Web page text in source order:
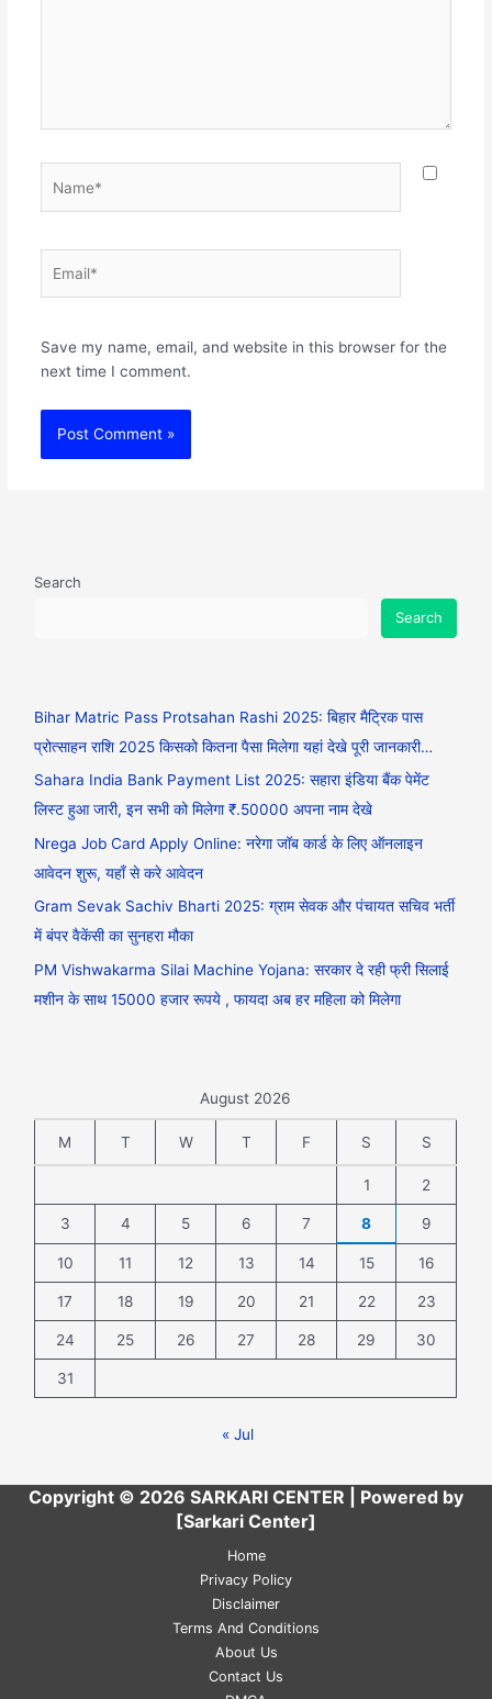
Save my name, email, and website in this browser for the
next time I comment.
Search
Search
Bihar Matric Pass Protsahan Rashi 2025: बिहार मैट्रिक पास
प्रोत्साहन राशि 2025 किसको कितना पैसा मिलेगा यहां देखे पूरी जानकारी…
Sahara India Bank Payment List 2025: सहारा इंडिया बैंक पेमेंट
लिस्ट हुआ जारी, इन सभी को मिलेगा ₹.50000 अपना नाम देखे
Nrega Job Card Apply Online: नरेगा जॉब कार्ड के लिए ऑनलाइन
आवेदन शुरू, यहाँ से करे आवेदन
Gram Sevak Sachiv Bharti 2025: ग्राम सेवक और पंचायत सचिव भर्ती
में बंपर वैकेंसी का सुनहरा मौका
PM Vishwakarma Silai Machine Yojana: सरकार दे रही फ्री सिलाई
मशीन के साथ 15000 हजार रूपये , फायदा अब हर महिला को मिलेगा
August 2026
M T W T F S S
1 2
3 4 5 6 7 8 9
10 11 12 13 14 15 16
17 18 19 20 21 22 23
24 25 26 27 28 29 30
31
« Jul
Copyright © 2026 SARKARI CENTER | Powered by
[Sarkari Center]
Home
Privacy Policy
Disclaimer
Terms And Conditions
About Us
Contact Us